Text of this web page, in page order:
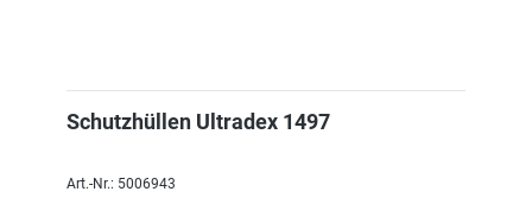
Schutzhüllen Ultradex 1497
Art.-Nr.: 5006943